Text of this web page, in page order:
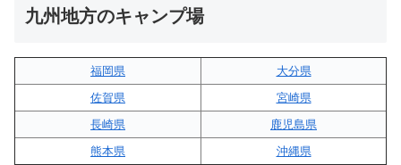
九州地方のキャンプ場
福岡県
大分県
佐賀県
宮崎県
長崎県
鹿児島県
熊本県
沖縄県